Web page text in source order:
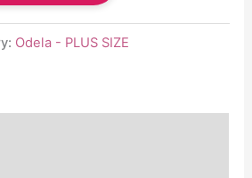
Odela - PLUS SIZE